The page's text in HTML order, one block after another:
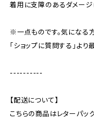
着用に支障のあるダメージ
※一点ものです。気になる
「ショップに質問する」よ
----------
【配送について】
こちらの商品はレターパッ